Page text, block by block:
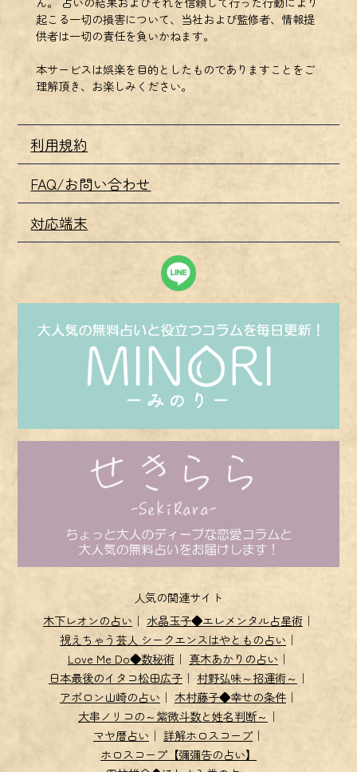
起こる一切の損害について、当社および監修者、情報提
供者は一切の責任を負いかねます。
本サービスは娯楽を目的としたものでありますことをご
理解頂き、お楽しみください。
利用規約
FAQ/お問い合わせ
対応端末
人気の関連サイト
木下レオンの占い ｜ 水晶玉子◆エレメンタル占星術 ｜
視えちゃう芸人 シークエンスはやともの占い ｜
Love Me Do◆数秘術 ｜ 真木あかりの占い ｜
日本最後のイタコ松田広子 ｜ 村野弘味～招運術～ ｜
アポロン山崎の占い ｜ 木村藤子◆幸せの条件 ｜
大串ノリコの～紫微斗数と姓名判断～ ｜
マヤ暦占い ｜ 詳解ホロスコープ ｜
ホロスコープ【彌彌告の占い】